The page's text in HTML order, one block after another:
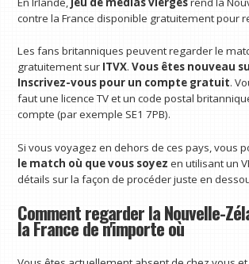
contre la France disponible gratuitement pour
Les fans britanniques peuvent regarder le
gratuitement sur ITVX.Vous êtes nouveau
Inscrivez-vous pour un compte gratuit.
faut une licence TV et un code postal
compte (par exemple SE1 7PB).
Si vous voyagez en dehors de ces pays, vous
le match où que vous soyez en utilisant un
détails sur la façon de procéder juste en
Comment regarder la Nouvelle-
la France de n'importe où